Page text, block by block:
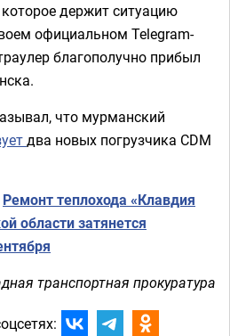
держит ситуацию
официальном Telegram-
благополучно прибыл
что мурманский
два новых погрузчика CDM
Ремонт теплохода «Клавдия
области затянется
транспортная прокуратура